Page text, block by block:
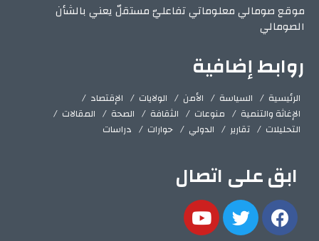
موقع صومالي معلوماتي تفاعليّ مستقلّ يعني بالشأن
الصومالي
روابط إضافية
الرئيسية السياسة الأمن الولايات
الإقتصاد
الإغاثة والتنمية
منوعات الثقافة الصحة
المقالات
التحليلات
تقارير الدولي حوارات دراسات
ابق على اتصال